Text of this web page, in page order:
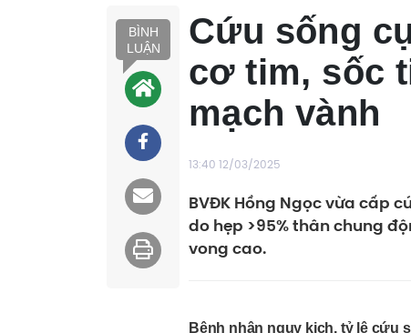
BÌNH
LUẬN
Cứu sống
cơ tim, sốc
mạch vành
13:40 12/03/2025
BVĐK Hồng Ngọc vừa cấp
do hẹp >95% thân chung
vong cao.
Bệnh nhân nguy kịch, tỷ lệ cứu